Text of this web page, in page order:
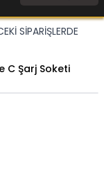
SİPARİŞLERDE
C Şarj Soketi